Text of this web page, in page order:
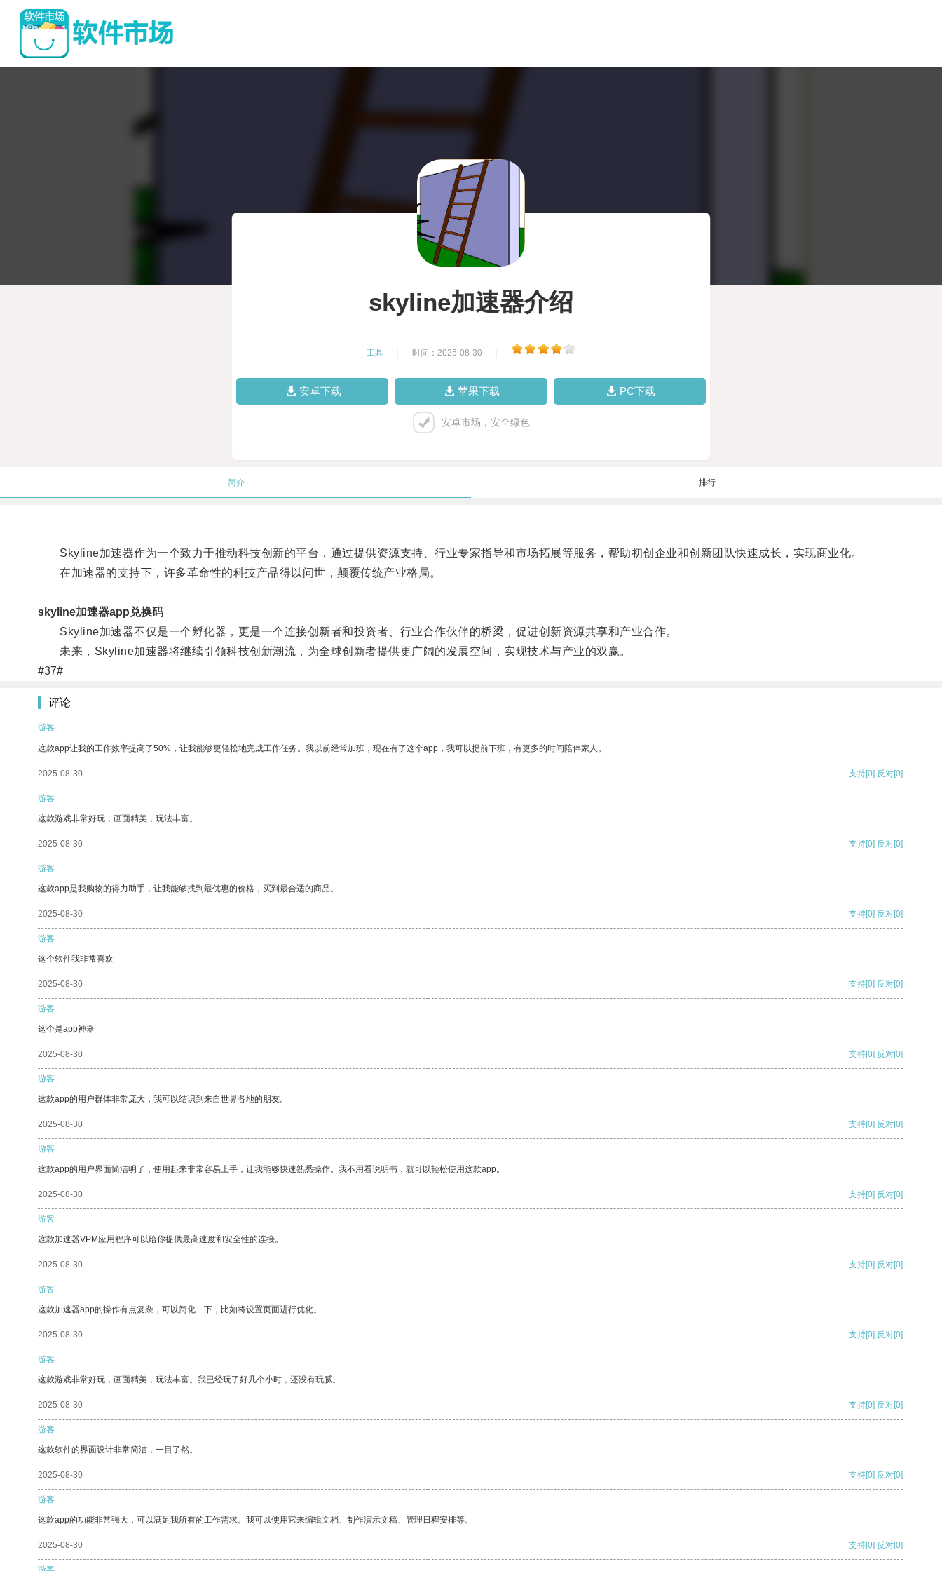
skyline加速器介绍
工具 时间：2025-08-30
安卓下载 苹果下载 PC下载
安卓市场，安全绿色
简介 排行
Skyline加速器作为一个致力于推动科技创新的平台，通过提供资源支持、行业专家指导和市场拓展等服务，帮助初创企业和创新团队快速成长，实现商业化。
在加速器的支持下，许多革命性的科技产品得以问世，颠覆传统产业格局。
skyline加速器app兑换码
Skyline加速器不仅是一个孵化器，更是一个连接创新者和投资者、行业合作伙伴的桥梁，促进创新资源共享和产业合作。
未来，Skyline加速器将继续引领科技创新潮流，为全球创新者提供更广阔的发展空间，实现技术与产业的双赢。
#37#
评论
游客
这款app让我的工作效率提高了50%，让我能够更轻松地完成工作任务。我以前经常加班，现在有了这个app，我可以提前下班，有更多的时间陪伴家人。
2025-08-30 支持[0] 反对[0]
游客
这款游戏非常好玩，画面精美，玩法丰富。
2025-08-30 支持[0] 反对[0]
游客
这款app是我购物的得力助手，让我能够找到最优惠的价格，买到最合适的商品。
2025-08-30 支持[0] 反对[0]
游客
这个软件我非常喜欢
2025-08-30 支持[0] 反对[0]
游客
这个是app神器
2025-08-30 支持[0] 反对[0]
游客
这款app的用户群体非常庞大，我可以结识到来自世界各地的朋友。
2025-08-30 支持[0] 反对[0]
游客
这款app的用户界面简洁明了，使用起来非常容易上手，让我能够快速熟悉操作。我不用看说明书，就可以轻松使用这款app。
2025-08-30 支持[0] 反对[0]
游客
这款加速器VPM应用程序可以给你提供最高速度和安全性的连接。
2025-08-30 支持[0] 反对[0]
游客
这款加速器app的操作有点复杂，可以简化一下，比如将设置页面进行优化。
2025-08-30 支持[0] 反对[0]
游客
这款游戏非常好玩，画面精美，玩法丰富。我已经玩了好几个小时，还没有玩腻。
2025-08-30 支持[0] 反对[0]
游客
这款软件的界面设计非常简洁，一目了然。
2025-08-30 支持[0] 反对[0]
游客
这款app的功能非常强大，可以满足我所有的工作需求。我可以使用它来编辑文档、制作演示文稿、管理日程安排等。
2025-08-30 支持[0] 反对[0]